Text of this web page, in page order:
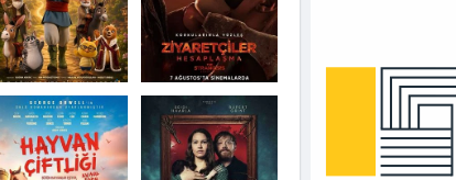
Karanlıktan Gelen
Şeytandan Satılık